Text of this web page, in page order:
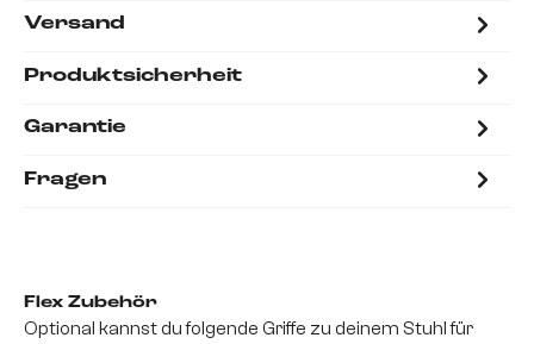
Versand
Produktsicherheit
Garantie
Fragen
Flex Zubehör
Optional kannst du folgende Griffe zu deinem Stuhl für